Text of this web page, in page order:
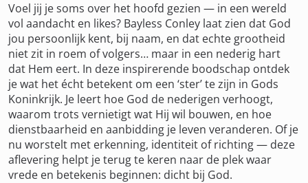
Voel jij je soms over het hoofd gezien — in een wereld
vol aandacht en likes? Bayless Conley laat zien dat God
jou persoonlijk kent, bij naam, en dat echte grootheid
niet zit in roem of volgers… maar in een nederig hart
dat Hem eert. In deze inspirerende boodschap ontdek
je wat het écht betekent om een ‘ster’ te zijn in Gods
Koninkrijk. Je leert hoe God de nederigen verhoogt,
waarom trots vernietigt wat Hij wil bouwen, en hoe
dienstbaarheid en aanbidding je leven veranderen. Of je
nu worstelt met erkenning, identiteit of richting — deze
aflevering helpt je terug te keren naar de plek waar
vrede en betekenis beginnen: dicht bij God.